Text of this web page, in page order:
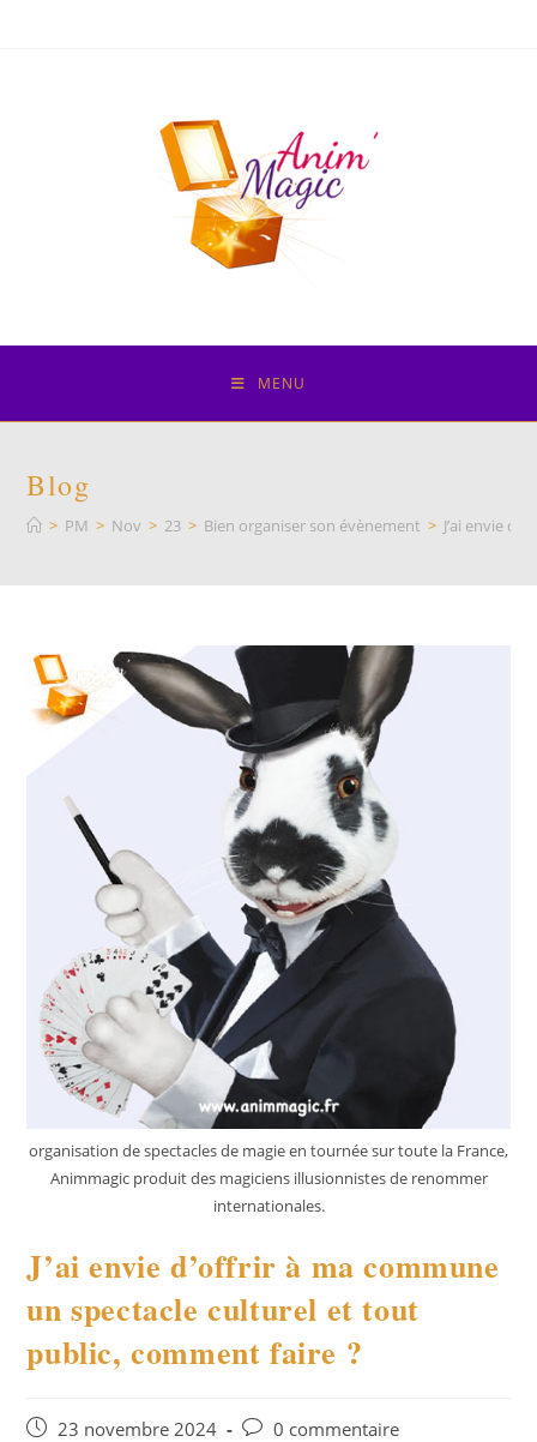
MENU
Blog
> PM > Nov > 23 > Bien organiser son évènement > J’ai envie
organisation de spectacles de magie en tournée sur toute la France,
Animmagic produit des magiciens illusionnistes de renommer
internationales.
J’ai envie d’offrir à ma commune
un spectacle culturel et tout
public, comment faire ?
Publication
23 novembre 2024
Commentaires
0 commentaire